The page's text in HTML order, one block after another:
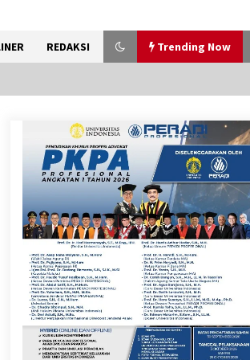
REDAKSI Trending Now
Kemenkum Malut Dorong
Perlindungan Hak Cipta Musik
di Era Digital, Sosialisasikan
Pencatatan Gratis dan
Penguatan Royalti
6 Agustus 2026
Dukung Ekosistem Kendaraan
Listrik, Wapres Dorong Link
and Match Pendidikan–
Industri
5 Agustus 2026